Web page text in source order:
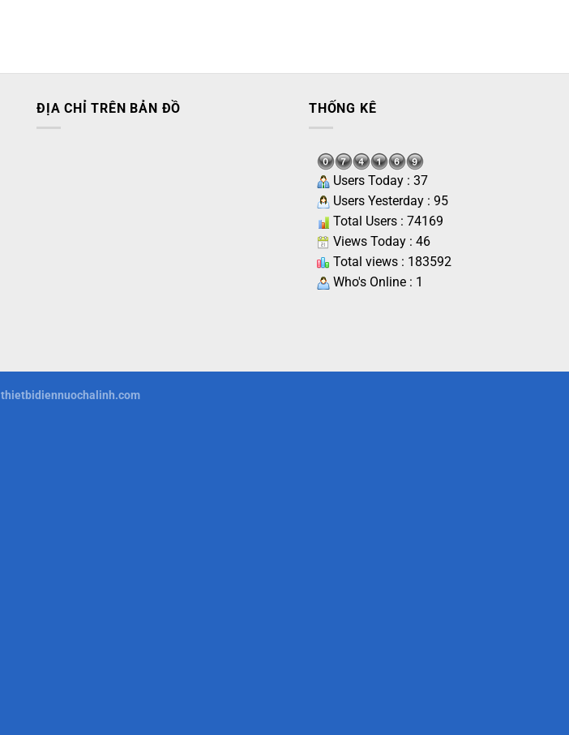
ĐỊA CHỈ TRÊN BẢN ĐỒ THỐNG KÊ
Users Today : 37
Users Yesterday : 95
Total Users : 74169
Views Today : 46
Total views : 183592
Who's Online : 1
thietbidiennuochalinh.com